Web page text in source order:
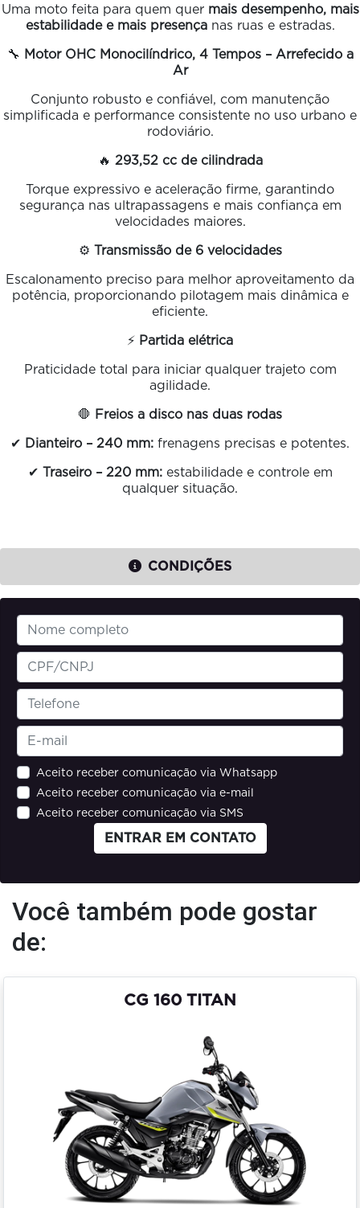
Uma moto feita para quem quer mais desempenho, mais
estabilidade e mais presençanas ruas e estradas.
🔧 Motor OHC Monocilíndrico, 4 Tempos – Arrefecido a
Ar
Conjunto robusto e confiável, com manutenção
simplificada e performance consistente no uso urbano e
rodoviário.
🔥 293,52 cc de cilindrada
Torque expressivo e aceleração firme, garantindo
segurança nas ultrapassagens e mais confiança em
velocidades maiores.
⚙️ Transmissão de 6 velocidades
Escalonamento preciso para melhor aproveitamento da
potência, proporcionando pilotagem mais dinâmica e
eficiente.
⚡ Partida elétrica
Praticidade total para iniciar qualquer trajeto com
agilidade.
🛑 Freios a disco nas duas rodas
✔ Dianteiro – 240 mm: frenagens precisas e potentes.
✔ Traseiro – 220 mm:estabilidade e controle em
qualquer situação.
CONDIÇÕES
Aceito receber comunicação via Whatsapp
Aceito receber comunicação via e-mail
Aceito receber comunicação via SMS
ENTRAR EM CONTATO
Você também pode gostar
de:
CG 160 TITAN